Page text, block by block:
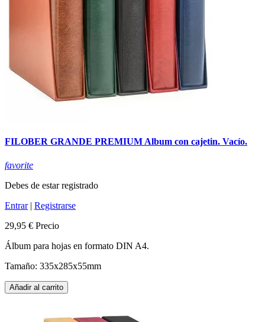
FILOBER GRANDE PREMIUM Album con cajetin. Vacío.
favorite
Debes de estar registrado
Entrar| Registrarse
29,95 € Precio
Álbum para hojas en formato DIN A4.
Tamaño: 335x285x55mm
Añadir al carrito